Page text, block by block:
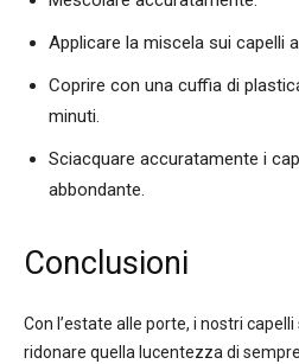
Applicare la miscela sui capelli
Coprire con una cuffia di
minuti.
Sciacquare accuratamente i
abbondante.
Conclusioni
Con l’estate alle porte, i nostri
ridonare quella lucentezza di